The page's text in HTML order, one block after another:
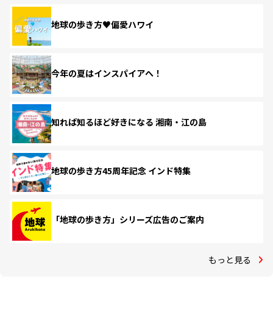
地球の歩き方♥偏愛ハワイ
今年の夏はインスパイアへ！
知れば知るほど好きになる 湘南・江の島
地球の歩き方45周年記念 インド特集
「地球の歩き方」シリーズ広告のご案内
もっと見る